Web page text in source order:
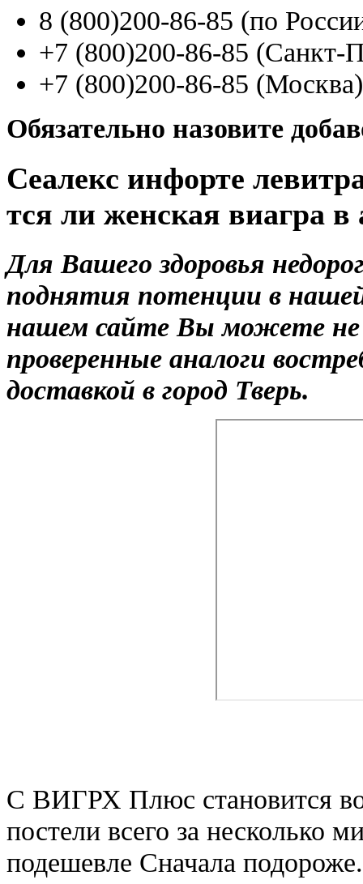
8 (800)200-86-85 (по
+7 (800)200-86-85 (Санкт-
+7 (800)200-86-85 (Москва)
Обязательно назовите
Сеалекс инфорте
тся ли женская виагра в
Для Вашего здоровья
поднятия потенции в
нашем сайте Вы можете не
проверенные аналоги
доставкой в город Тверь.
С ВИГРХ Плюс становится
постели всего за несколько
подешевле Сначала